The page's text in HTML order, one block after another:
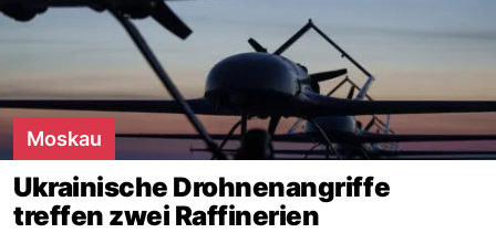
Moskau
Ukrainische Drohnenangriffe
treffen zwei Raffinerien